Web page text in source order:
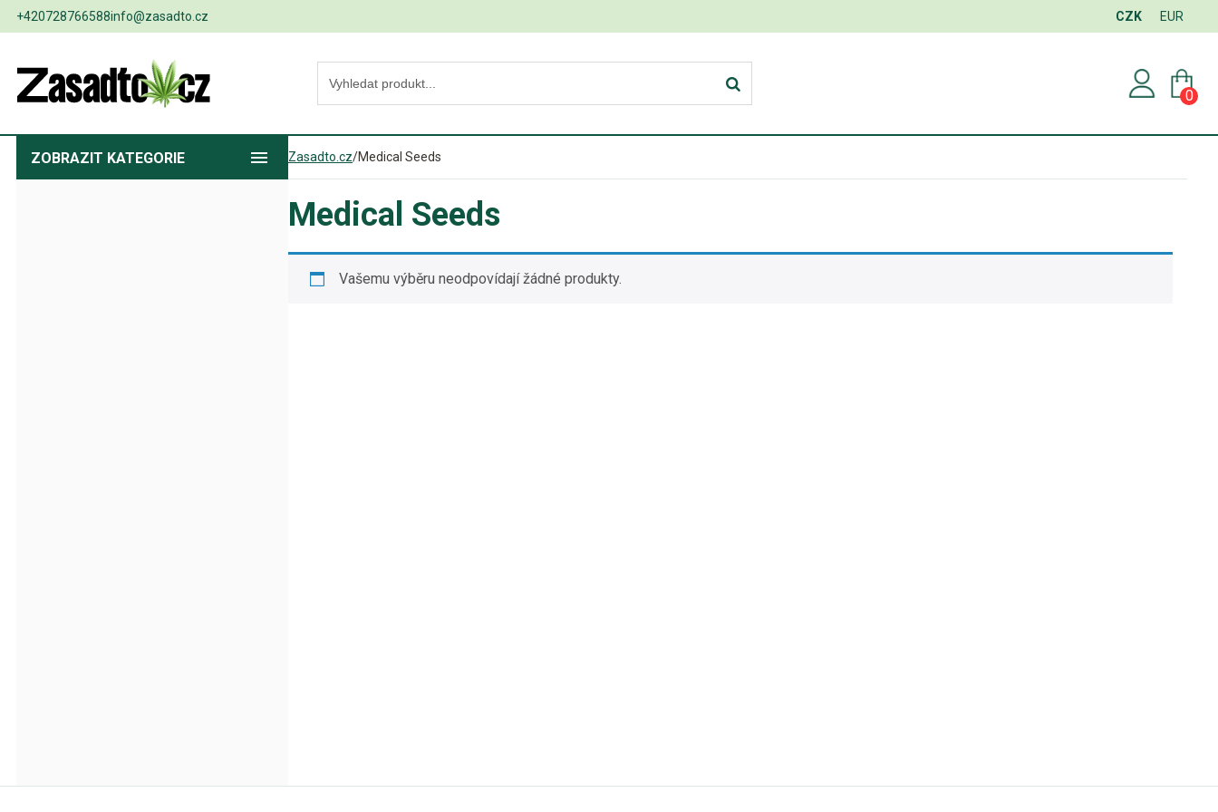
+420728766588info@zasadto.cz CZK EUR
0
ZOBRAZIT KATEGORIE Zasadto.cz/Medical Seeds
Medical Seeds
Vašemu výběru neodpovídají žádné produkty.